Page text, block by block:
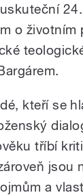
o životním
kteří se
tříbí
jsou
a